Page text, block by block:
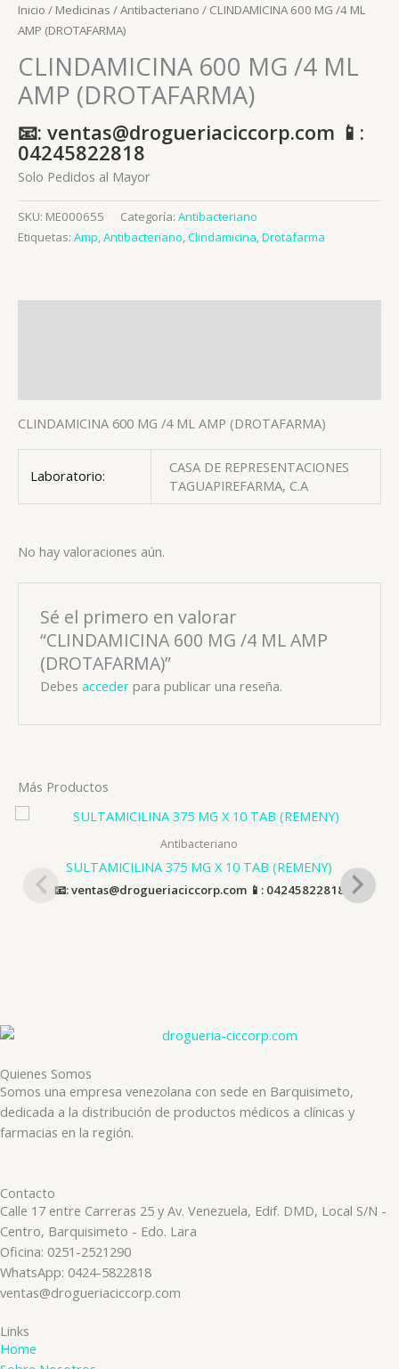
Inicio / Medicinas /Antibacteriano / CLINDAMICINA 600 MG /4 ML
AMP (DROTAFARMA)
CLINDAMICINA 600 MG /4 ML
AMP (DROTAFARMA)
📧: ventas@drogueriaciccorp.com 📱:
04245822818
Solo Pedidos al Mayor
SKU: ME000655 Categoría: Antibacteriano
Etiquetas: Amp,Antibacteriano,Clindamicina,Drotafarma
CLINDAMICINA 600 MG /4 ML AMP (DROTAFARMA)
Laboratorio:
CASA DE REPRESENTACIONES
TAGUAPIREFARMA, C.A
No hay valoraciones aún.
Sé el primero en valorar
“CLINDAMICINA 600 MG /4 ML AMP
(DROTAFARMA)”
Debesacceder para publicar una reseña.
Más Productos
Antibacteriano
SULTAMICILINA 375 MG X 10 TAB (REMENY)
📧: ventas@drogueriaciccorp.com 📱: 04245822818
Quienes Somos
Somos una empresa venezolana con sede en Barquisimeto,
dedicada a la distribución de productos médicos a clínicas y
farmacias en la región.
Contacto
Calle 17 entre Carreras 25 y Av. Venezuela, Edif. DMD, Local S/N -
Centro, Barquisimeto - Edo. Lara
Oficina: 0251-2521290
WhatsApp: 0424-5822818
ventas@drogueriaciccorp.com
Links
Home